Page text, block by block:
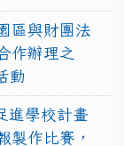
區與財團法
作辦理之
動
進學校計畫
製作比賽，